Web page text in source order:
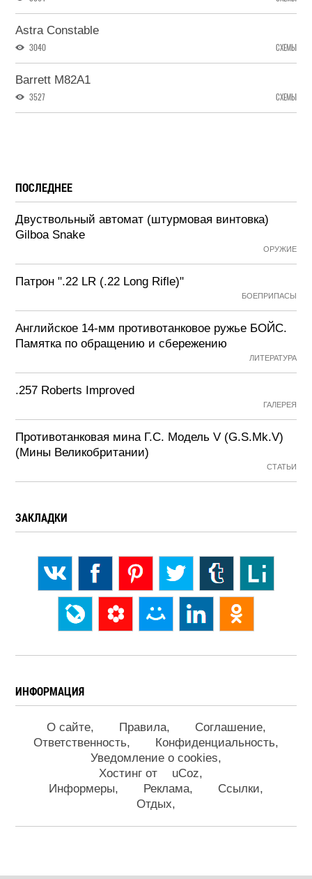
Astra Constable
3040 СХЕМЫ
Barrett M82A1
3527 СХЕМЫ
ПОСЛЕДНЕЕ
Двуствольный автомат (штурмовая винтовка)
Gilboa Snake
ОРУЖИЕ
Патрон ".22 LR (.22 Long Rifle)"
БОЕПРИПАСЫ
Английское 14-мм противотанковое ружье БОЙС.
Памятка по обращению и сбережению
ЛИТЕРАТУРА
.257 Roberts Improved
ГАЛЕРЕЯ
Противотанковая мина Г.С. Модель V (G.S.Mk.V)
(Мины Великобритании)
СТАТЬИ
ЗАКЛАДКИ
ИНФОРМАЦИЯ
О сайте Правила
Соглашение
Ответственность
Конфиденциальность
Уведомление о cookies
Хостинг от
uCoz
Информеры
Реклама
Ссылки
Отдых